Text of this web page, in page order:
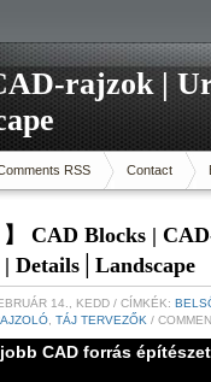
rajzok |
RSS Contact
】 CAD Blocks |
Details│Landscape
14., KEDD / CÍMKÉK:
TÁJ TERVEZŐK /
CAD forrás